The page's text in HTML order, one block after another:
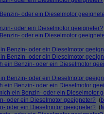
oder ein Dieselmotor
oder ein Dieselmotor geeigneter?
oder ein Dieselmotor
Benzin- oder ein Dieselmotor
Benzin- oder ein Dieselmotor
ein Benzin- oder ein Dieselmotor
Benzin- oder ein Dieselmotor
ein Benzin- oder ein Dieselmotor
ein Benzin- oder ein Dieselmotor
oder ein Dieselmotor geeigneter? (
oder ein Dieselmotor geeigneter? (